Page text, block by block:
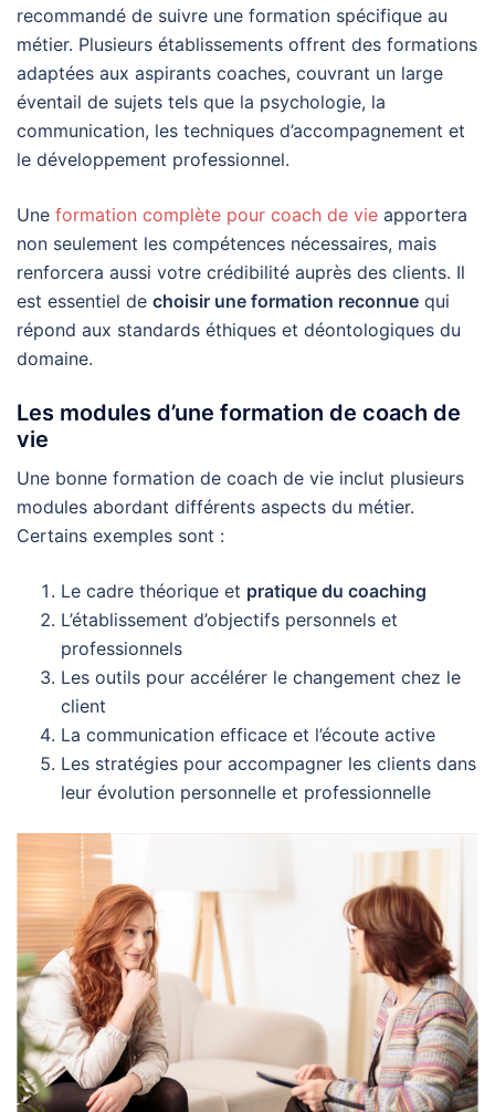
recommandé de suivre une formation spécifique au
métier. Plusieurs établissements offrent des formations
adaptées aux aspirants coaches, couvrant un large
éventail de sujets tels que la psychologie, la
communication, les techniques d’accompagnement et
le développement professionnel.
Une formation complète pour coach de vie apportera
non seulement les compétences nécessaires, mais
renforcera aussi votre crédibilité auprès des clients. Il
est essentiel de choisir une formation reconnue qui
répond aux standards éthiques et déontologiques du
domaine.
Les modules d’une formation de coach de
vie
Une bonne formation de coach de vie inclut plusieurs
modules abordant différents aspects du métier.
Certains exemples sont :
Le cadre théorique et pratique du coaching
L’établissement d’objectifs personnels et
professionnels
Les outils pour accélérer le changement chez le
client
La communication efficace et l’écoute active
Les stratégies pour accompagner les clients dans
leur évolution personnelle et professionnelle